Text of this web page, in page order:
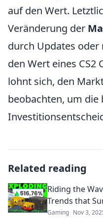
auf den Wert.
Veränderung der
durch Updates oder
den Wert eines CS2
lohnt sich, den
beobachten, um die
Related reading
Riding the
Trends that
Gaming Nov 3,